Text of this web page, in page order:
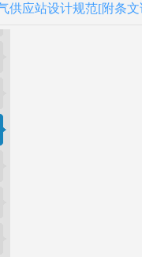
供应站设计规范[附条文